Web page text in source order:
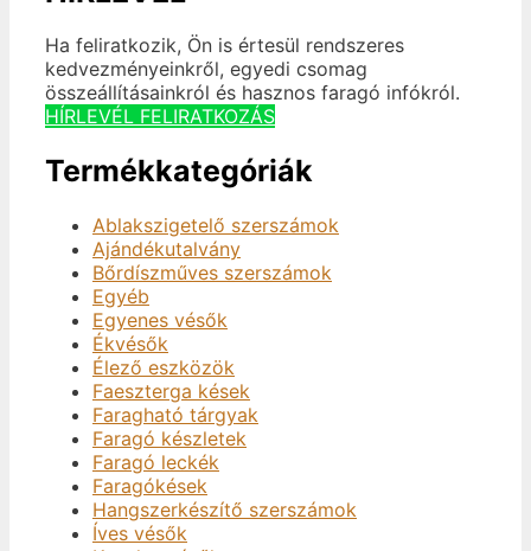
Ha feliratkozik, Ön is értesül rendszeres
kedvezményeinkről, egyedi csomag
összeállításainkról és hasznos faragó infókról.
HÍRLEVÉL FELIRATKOZÁS
Termékkategóriák
Ablakszigetelő szerszámok
Ajándékutalvány
Bőrdíszműves szerszámok
Egyéb
Egyenes vésők
Ékvésők
Élező eszközök
Faeszterga kések
Faragható tárgyak
Faragó készletek
Faragó leckék
Faragókések
Hangszerkészítő szerszámok
Íves vésők